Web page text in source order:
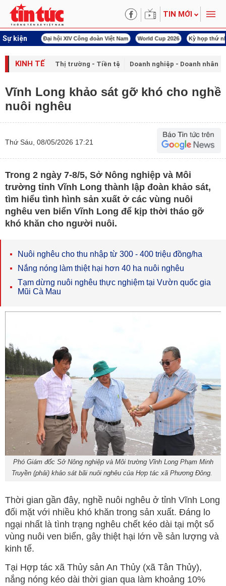
TIN MỚI
Sự kiện
ngày đêm Đại hội XIV Công đoàn Việt Nam World Cup 2026 Kỳ họp thứ
KINH TẾ Thị trường - Tiền tệ Doanh nghiệp - Doanh nhân
Vĩnh Long khảo sát gỡ khó cho nghề
nuôi nghêu
Thứ Sáu, 08/05/2026 17:21
Trong 2 ngày 7-8/5, Sở Nông nghiệp và Môi
trường tỉnh Vĩnh Long thành lập đoàn khảo sát,
tìm hiểu tình hình sản xuất ở các vùng nuôi
nghêu ven biển Vĩnh Long để kịp thời tháo gỡ
khó khăn cho người nuôi.
Nuôi nghêu cho thu nhập từ 300 - 400 triệu đồng/ha
Nắng nóng làm thiệt hại hơn 40 ha nuôi nghêu
Tạm dừng nuôi nghêu thực nghiệm tại Vườn quốc gia
Mũi Cà Mau
Phó Giám đốc Sở Nông nghiệp và Môi trường Vĩnh Long Phạm Minh
Truyền (phải) khảo sát bãi nuôi nghêu của Hợp tác xã Phương Đông.
Thời gian gần đây, nghề nuôi nghêu ở tỉnh Vĩnh Long
đối mặt với nhiều khó khăn trong sản xuất. Đáng lo
ngại nhất là tình trạng nghêu chết kéo dài tại một số
vùng nuôi ven biển, gây thiệt hại lớn về sản lượng và
kinh tế.
Tại Hợp tác xã Thủy sản An Thủy (xã Tân Thủy),
nắng nóng kéo dài thời gian qua làm khoảng 10%